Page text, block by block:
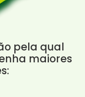
pela qual
maiores